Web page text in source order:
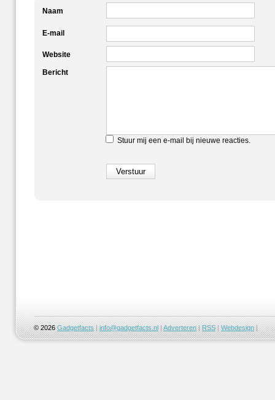
Naam
E-mail
Website
Bericht
Stuur mij een e-mail bij nieuwe reacties.
© 2026Gadgetfacts |info@gadgetfacts.nl|Adverteren|RSS|Webdesign|